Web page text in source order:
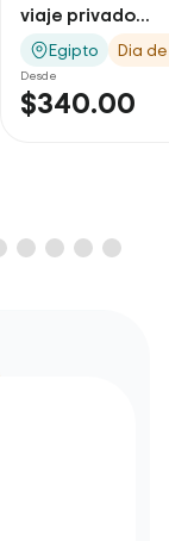
viaje y
Egipto